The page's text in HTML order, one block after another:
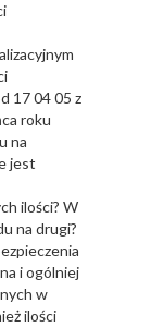
17 04 05 z
roku
na
jest
ilości? W
na drugi?
i ogólniej
w
ilości